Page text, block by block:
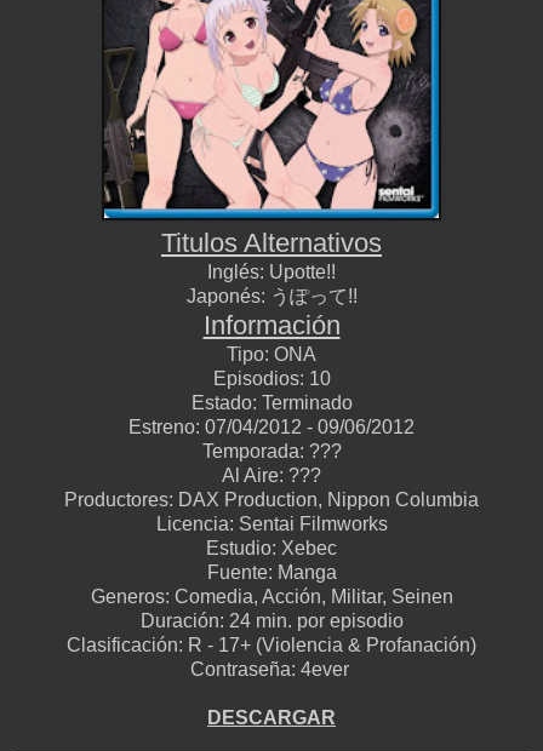
Titulos Alternativos
Inglés: Upotte!!
Japonés: うぽって!!
Información
Tipo: ONA
Episodios: 10
Estado: Terminado
Estreno: 07/04/2012 - 09/06/2012
Temporada: ???
Al Aire: ???
Productores: DAX Production, Nippon Columbia
Licencia: Sentai Filmworks
Estudio: Xebec
Fuente: Manga
Generos: Comedia, Acción, Militar, Seinen
Duración: 24 min. por episodio
Clasificación: R - 17+ (Violencia & Profanación)
Contraseña: 4ever
D ESCARGAR